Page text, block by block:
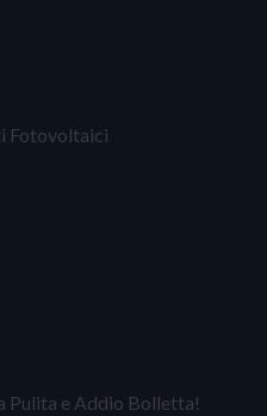
Fotovoltaici
Pulita e Addio Bolletta!